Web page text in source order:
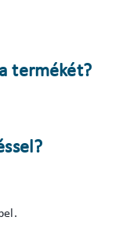
termékét?